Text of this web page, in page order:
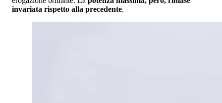
invariata rispetto alla precedente.